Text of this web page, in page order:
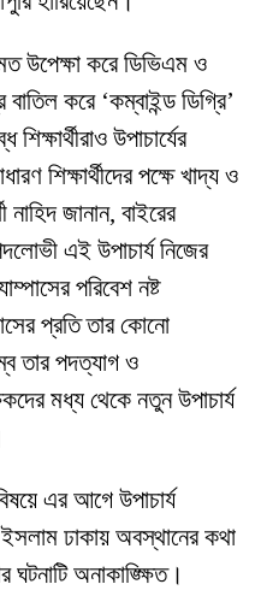
উপেক্ষা করে ডিভিএম ও
বাতিল করে ‘কম্বাইন্ড ডিগ্রি’
উপাচার্যের
শিক্ষার্থীদের পক্ষে খাদ্য ও
নাহিদ জানান, বাইরের
এই উপাচার্য নিজের
পরিবেশ নষ্ট
প্রতি তার কোনো
তার পদত্যাগ ও
মধ্য থেকে নতুন উপাচার্য
এর আগে উপাচার্য
ঢাকায় অবস্থানের কথা
ঘটনাটি অনাকাঙ্ক্ষিত।